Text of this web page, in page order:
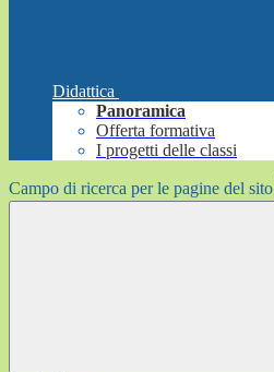
Didattica
Panoramica
Offerta formativa
I progetti delle classi
Campo di ricerca per le pagine del sito